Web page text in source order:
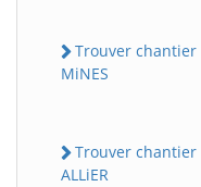
Trouver chantier
MiNES
Trouver chantier
ALLiER